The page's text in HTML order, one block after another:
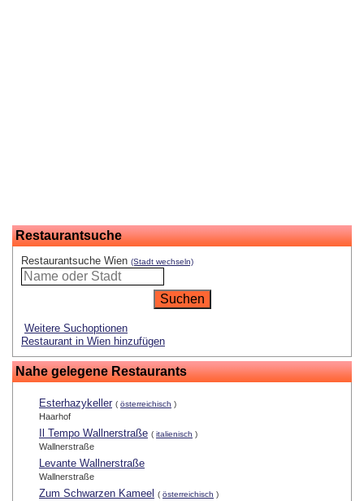
Restaurantsuche
Restaurantsuche Wien (Stadt wechseln)
Weitere Suchoptionen
Restaurant in Wien hinzufügen
Nahe gelegene Restaurants
Esterhazykeller ( österreichisch )
Haarhof
Il Tempo Wallnerstraße ( italienisch )
Wallnerstraße
Levante Wallnerstraße
Wallnerstraße
Zum Schwarzen Kameel ( österreichisch )